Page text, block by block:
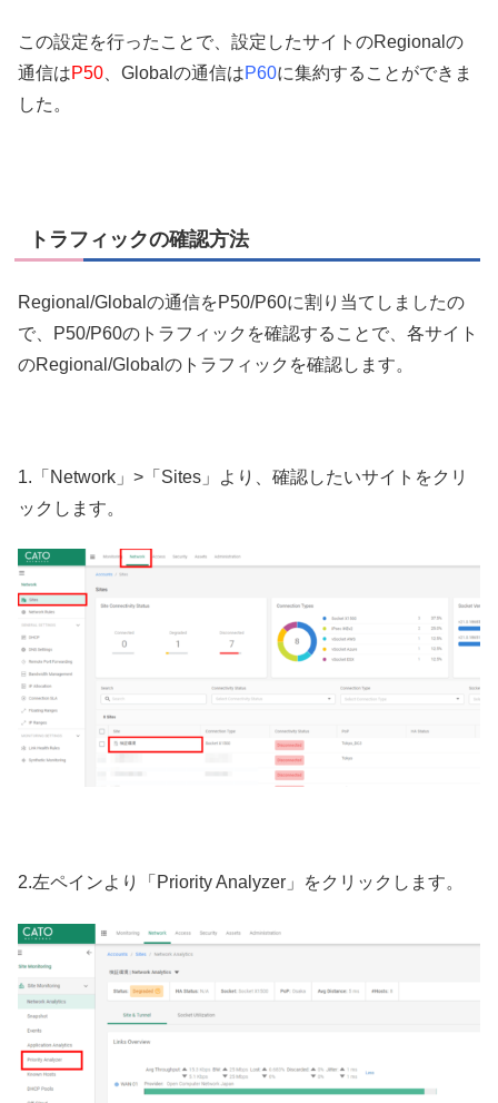
この設定を行ったことで、設定したサイトのRegionalの
通信はP50 、Globalの通信はP60に集約することができま
した。
トラフィックの確認方法
Regional/Globalの通信をP50/P60に割り当てしましたの
で、P50/P60のトラフィックを確認することで、各サイト
のRegional/Globalのトラフィックを確認します。
1.「Network」>「Sites」より、確認したいサイトをクリ
ックします。
2.左ペインより「Priority Analyzer」をクリックします。